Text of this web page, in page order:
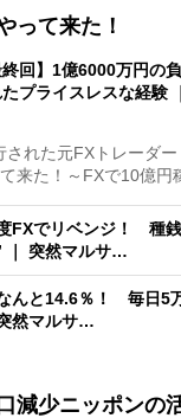
って来た！
終回】1億6000万円の
たプライスレスな経験
れた元FXトレーダー
て来た！～FXで10億
FXでリベンジ！ 種
｜ 突然マルサ…
んと14.6％！ 毎日5
然マルサ…
減少ニッポンの